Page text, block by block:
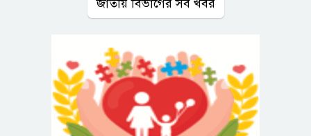
জাতীয় বিভাগের সব খবর